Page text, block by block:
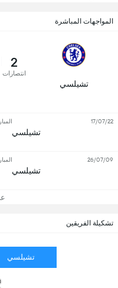
تشكيلة الفريقين
تشيلسي
المواجهات المباشرة
تشيلسي
2
انتصارات
تشيلسي
17/07/22
تشيلسي
26/07/09